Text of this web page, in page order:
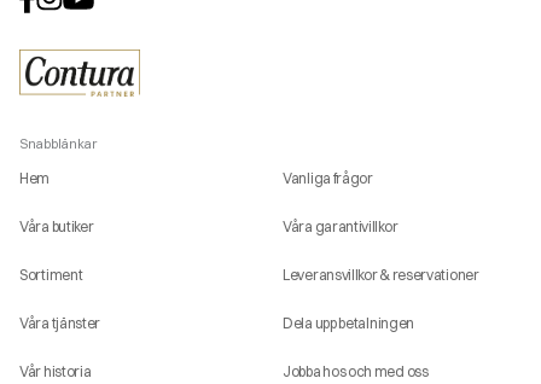
Snabblänkar
Hem
Våra butiker
Sortiment
Våra tjänster
Vår historia
Vanliga frågor
Våra garantivillkor
Leveransvillkor & reservationer
Dela upp betalningen
Jobba hos och med oss